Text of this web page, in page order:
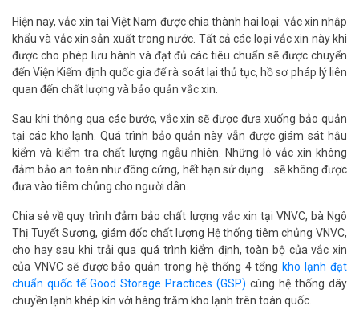
Hiện nay, vắc xin tại Việt Nam được chia thành hai loại: vắc xin nhập
khẩu và vắc xin sản xuất trong nước. Tất cả các loại vắc xin này khi
được cho phép lưu hành và đạt đủ các tiêu chuẩn sẽ được chuyển
đến Viện Kiểm định quốc gia để rà soát lại thủ tục, hồ sơ pháp lý liên
quan đến chất lượng và bảo quản vắc xin.
Sau khi thông qua các bước, vắc xin sẽ được đưa xuống bảo quản
tại các kho lạnh. Quá trình bảo quản này vẫn được giám sát hậu
kiểm và kiểm tra chất lượng ngẫu nhiên. Những lô vắc xin không
đảm bảo an toàn như đông cứng, hết hạn sử dụng... sẽ không được
đưa vào tiêm chủng cho người dân.
Chia sẻ về quy trình đảm bảo chất lượng vắc xin tại VNVC, bà Ngô
Thị Tuyết Sương, giám đốc chất lượng Hệ thống tiêm chủng VNVC,
cho hay sau khi trải qua quá trình kiểm định, toàn bộ của vắc xin
của VNVC sẽ được bảo quản trong hệ thống 4 tổng kho lạnh đạt
chuẩn quốc tế Good Storage Practices (GSP) cùng hệ thống dây
chuyền lạnh khép kín với hàng trăm kho lạnh trên toàn quốc.